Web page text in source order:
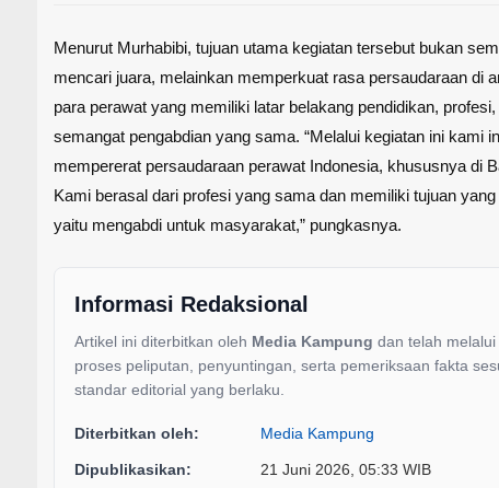
Menurut Murhabibi, tujuan utama kegiatan tersebut bukan
mencari juara, melainkan memperkuat rasa persaudaraan di
para perawat yang memiliki latar belakang pendidikan, profesi,
semangat pengabdian yang sama. “Melalui kegiatan ini kami
mempererat persaudaraan perawat Indonesia, khususnya di
Kami berasal dari profesi yang sama dan memiliki tujuan
yaitu mengabdi untuk masyarakat,” pungkasnya.
Informasi Redaksional
Artikel ini diterbitkan oleh Media Kampung dan telah melalui
proses peliputan, penyuntingan, serta pemeriksaan fakta
standar editorial yang berlaku.
Diterbitkan oleh: Media Kampung
Dipublikasikan: 21 Juni 2026, 05:33 WIB